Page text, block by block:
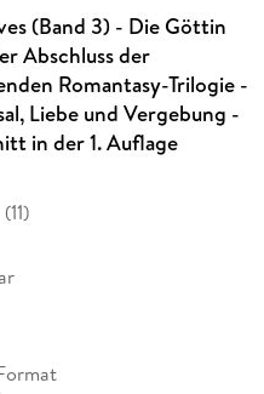
(Band 3) - Die Göttin
Abschluss der
Romantasy-Trilogie -
Liebe und Vergebung -
in der 1. Auflage
(11)